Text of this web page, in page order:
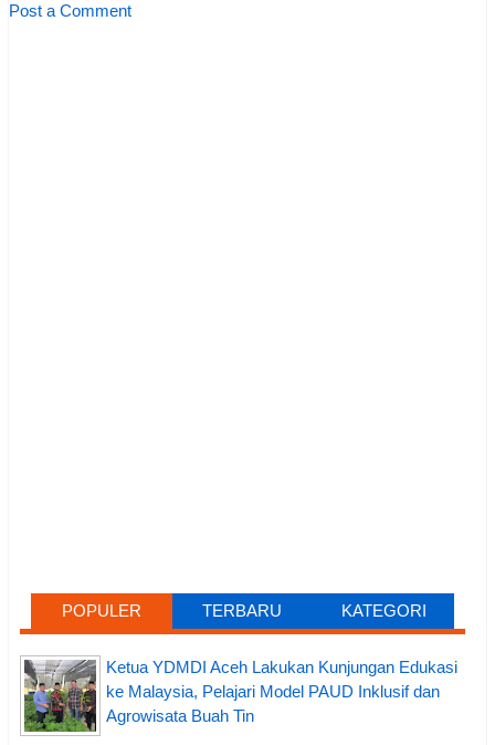
Post a Comment
POPULER TERBARU KATEGORI
Ketua YDMDI Aceh Lakukan Kunjungan Edukasi
ke Malaysia, Pelajari Model PAUD Inklusif dan
Agrowisata Buah Tin